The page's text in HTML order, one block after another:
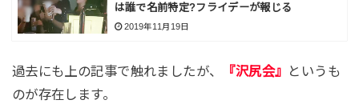
は誰で名前特定?フライデーが報じる
2019年11月19日
過去にも上の記事で触れましたが、 『沢尻会』
というも
のが存在します。